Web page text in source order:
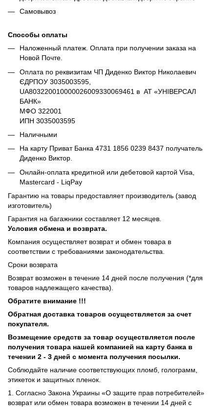
Самовывоз
Способы оплаты
Наложенный платеж. Оплата при получении заказа на
Новой Почте.
Оплата по реквизитам ЧП Диденко Виктор Николаевич
ЄДРПОУ 3035003595,
UA803220010000026009330069461 в АТ «УНІВЕРСАЛ
БАНК»
МФО 322001
ИПН 3035003595
Наличными
На карту Приват Банка 4731 1856 0239 8437 получатель
Диденко Виктор.
Онлайн-оплата кредитной или дебетовой картой Visa,
Mastercard - LiqPay
Гарантию на товары предоставляет производитель (завод
изготовитель)
Гарантия на багажники составляет 12 месяцев.
Условия обмена и возврата.
Компания осуществляет возврат и обмен товара в
соответствии с требованиями законодательства.
Сроки возврата
Возврат возможен в течение 14 дней после получения (*для
товаров надлежащего качества).
Обратите внимание !!!
Обратная доставка товаров осуществляется за счет
покупателя.
Возмещение средств за товар осуществляется после
получения товара нашей компанией на карту банка в
течении 2 - 3 дней с момента получения посылки.
Соблюдайте наличие соответствующих пломб, голограмм,
этикеток и защитных пленок.
1. Согласно Закона Украины «О защите прав потребителей»
возврат или обмен товара возможен в течении 14 дней с